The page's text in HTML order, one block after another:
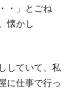
・」とごね
懐かし
していて、私
に仕事で行っ